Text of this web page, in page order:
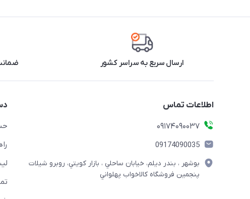
ارسال سریع به سراسر کشور
اطلاعات تماس
09174090037
09174090035
بوشهر ، بندر ديلم، خيابان ساحلي ، بازار كويتي، روبرو شيلات
پنجمين فروشگاه كالاخواب پهلواني